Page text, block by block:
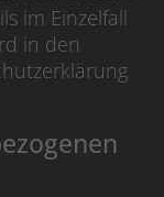
im Einzelfall
in den